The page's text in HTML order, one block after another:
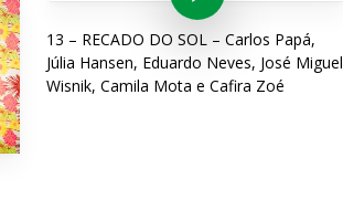
13 – RECADO DO SOL – Carlos Papá,
Júlia Hansen, Eduardo Neves, José Miguel
Wisnik, Camila Mota e Cafira Zoé